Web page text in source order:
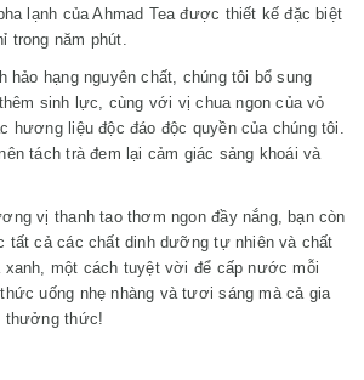
lạnh của Ahmad Tea được thiết kế đặc biệt
trong năm phút.
hảo hạng nguyên chất, chúng tôi bổ sung
sinh lực, cùng với vị chua ngon của vỏ
hương liệu độc đáo độc quyền của chúng tôi.
tách trà đem lại cảm giác sảng khoái và
vị thanh tao thơm ngon đầy nắng, bạn còn
cả các chất dinh dưỡng tự nhiên và chất
xanh, một cách tuyệt vời để cấp nước mỗi
uống nhẹ nhàng và tươi sáng mà cả gia
thưởng thức!